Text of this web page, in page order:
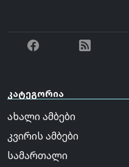
კატეგორია
ახალი ამბები
კვირის ამბები
სამართალი